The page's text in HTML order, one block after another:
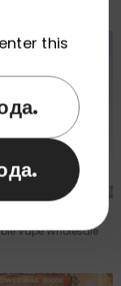
На 30000 Затяжек
Vape Wholesale
this